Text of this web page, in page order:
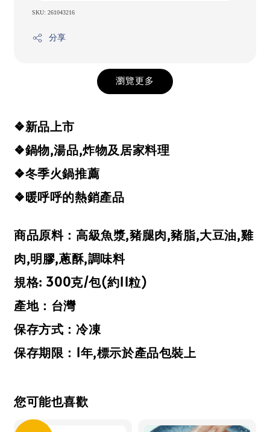
SKU: 261043216
分享
瀏覽更多
❖新品上市
❖鍋物,湯品,炸物及居家料理
❖冬季火鍋推薦
❖暖呼呼的熱銷產品
商品原料：高級魚漿,豬腿肉,豬脂,大豆油,雞
肉,明膠,蔥酥,調味料
規格: 300克/包(約11粒)
產地：台灣
保存方式：冷凍
保存期限：1年,標示於產品包裝上
您可能也喜歡